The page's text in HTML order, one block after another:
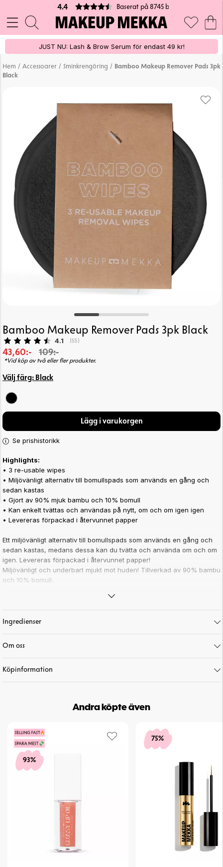
4.4 Baserat på 8745 betyg
JUST NU: Lash & Brow Serum för endast 49 kr!
Hem / Accessoarer / Sminkrengöring / Bamboo Makeup Remover Pads 3pk
Black
Bamboo Makeup Remover Pads 3pk Black
Snittbetyg:
4.1 (röster:
55)
43,60:- 109:-
*Vid köp av två eller fler produkter.
Välj färg: Black
Lägg i varukorgen
Se prishistorikk
Highlights:
• 3 re-usable wipes
• Miljövänligt alternativ till bomullspads som används en gång och
sedan kastas
• Gjort av 90% mjuk bambu och 10% bomull
• Kan enkelt tvättas och användas på nytt, om och om igen igen
• Levereras förpackad i återvunnet papper
Ett miljövänligt alternativ till bomullspads som används en gång och
sedan kastas, medans dessa kan du tvätta och använda om och om
igen. Levereras förpackad i återvunnet papper!
Miljövänligt och underbart mjukt mot huden! Tillverkad av 90% bambu
och 10% bomull.
Handtvätt eller maskintvätt på max 30 grader. Torkas platt. Blek inte
och använd ej stykjärn.
Ingredienser
Om oss
Köpinformation
Andra köpte även
93%
75%